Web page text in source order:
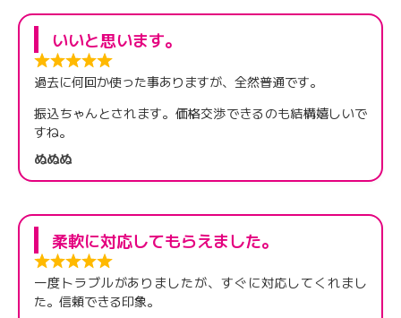
いいと思います。
過去に何回か使った事ありますが、全然普通です。
振込ちゃんとされます。価格交渉できるのも結構嬉しいで
すね。
ぬぬぬ
柔軟に対応してもらえました。
一度トラブルがありましたが、すぐに対応してくれまし
た。信頼できる印象。